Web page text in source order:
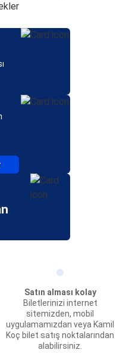
Satın alması kolay
Biletlerinizi internet
sitemizden, mobil
uygulamamızdan veya Kamil
Koç bilet satış noktalarından
alabilirsiniz.